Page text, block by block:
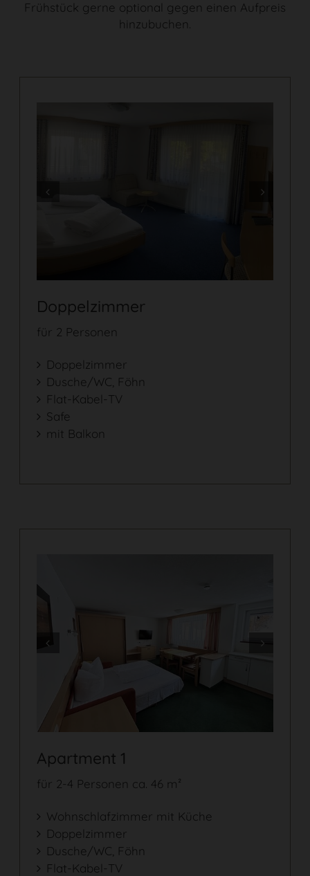
Frühstück gerne optional gegen einen Aufpreis
hinzubuchen.
Prev Next
Doppelzimmer
für 2 Personen
Doppelzimmer
Dusche/WC, Föhn
Flat-Kabel-TV
Safe
mit Balkon
Prev Next
Apartment 1
für 2-4 Personen ca. 46 m²
Wohnschlafzimmer mit Küche
Doppelzimmer
Dusche/WC, Föhn
Flat-Kabel-TV